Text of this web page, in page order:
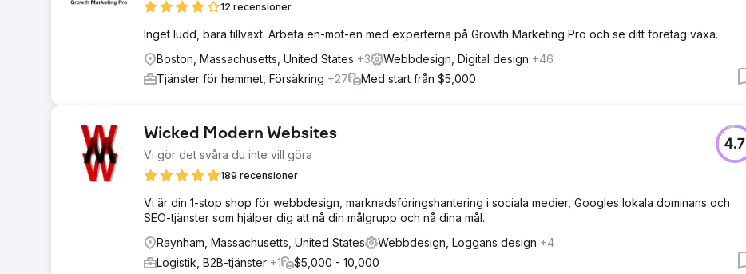
12 recensioner
Inget ludd, bara tillväxt. Arbeta en-mot-en med experterna på Growth Marketing Pro och se ditt företag växa.
Boston, Massachusetts, United States +3 Webbdesign, Digital design +46
Tjänster för hemmet, Försäkring +27 Med start från $5,000
Wicked Modern Websites
Vi gör det svåra du inte vill göra
189 recensioner
4.7
Vi är din 1-stop shop för webbdesign, marknadsföringshantering i sociala medier, Googles lokala dominans och
SEO-tjänster som hjälper dig att nå din målgrupp och nå dina mål.
Raynham, Massachusetts, United States
Webbdesign, Loggans design +4
Logistik, B2B-tjänster +1 $5,000 - 10,000